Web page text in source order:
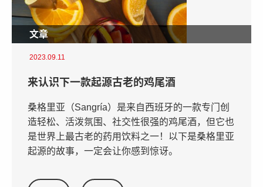
文章
2023.09.11
来认识下一款起源古老的鸡尾酒
桑格里亚（Sangría）是来自西班牙的一款专门创
造轻松、活泼氛围、社交性很强的鸡尾酒，但它也
是世界上最古老的药用饮料之一！以下是桑格里亚
起源的故事，一定会让你感到惊讶。